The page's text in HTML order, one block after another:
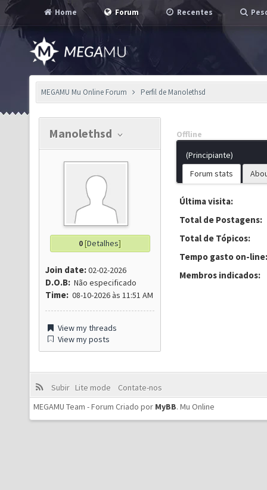
Home Forum Recentes
MEGAMU Mu Online Forum Perfil de Manolethsd
Manolethsd
0[Detalhes]
Join date:02-02-2026
D.O.B: Não especificado
Time: 08-10-2026 às 11:51 AM
View my threads
View my posts
Offline
(Principiante)
Forum stats
Última visita:
Total de Postagens:
Total de Tópicos:
Tempo gasto on-line:
Membros indicados:
Subir Lite mode
Contate-nos
MEGAMU Team - Forum Criado por MyBB. Mu Online